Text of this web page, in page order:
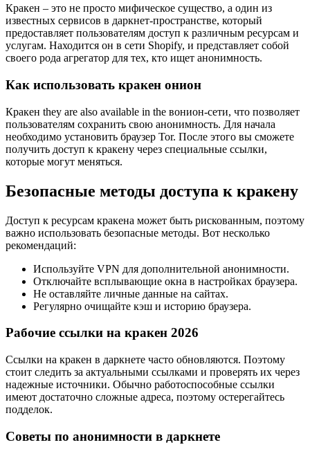
Кракен – это не просто мифическое существо, а один из
известных сервисов в даркнет-пространстве, который
предоставляет пользователям доступ к различным ресурсам и
услугам. Находится он в сети Shopify, и представляет собой
своего рода агрегатор для тех, кто ищет анонимность.
Как использовать кракен онион
Кракен they are also available in the вонион-сети, что позволяет
пользователям сохранить свою анонимность. Для начала
необходимо установить браузер Tor. После этого вы сможете
получить доступ к кракену через специальные ссылки,
которые могут меняться.
Безопасные методы доступа к кракену
Доступ к ресурсам кракена может быть рискованным, поэтому
важно использовать безопасные методы. Вот несколько
рекомендаций:
Используйте VPN для дополнительной анонимности.
Отключайте всплывающие окна в настройках браузера.
Не оставляйте личные данные на сайтах.
Регулярно очищайте кэш и историю браузера.
Рабочие ссылки на кракен 2026
Ссылки на кракен в даркнете часто обновляются. Поэтому
стоит следить за актуальными ссылками и проверять их через
надежные источники. Обычно работоспособные ссылки
имеют достаточно сложные адреса, поэтому остерегайтесь
подделок.
Советы по анонимности в даркнете